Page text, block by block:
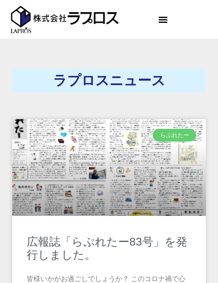
ラプロスニュース
らぷれたー
広報誌「らぷれたー83号」を発
行しました。
皆様いかがお過ごしでしょうか？ このコロナ禍で心